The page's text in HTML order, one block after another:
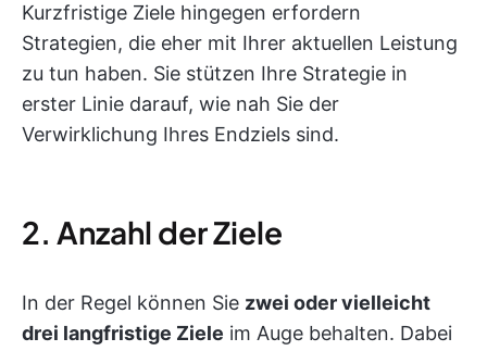
Kurzfristige Ziele hingegen erfordern
Strategien, die eher mit Ihrer aktuellen Leistung
zu tun haben. Sie stützen Ihre Strategie in
erster Linie darauf, wie nah Sie der
Verwirklichung Ihres Endziels sind.
2. Anzahl der Ziele
In der Regel können Sie zwei oder vielleicht
drei langfristige Ziele im Auge behalten. Dabei